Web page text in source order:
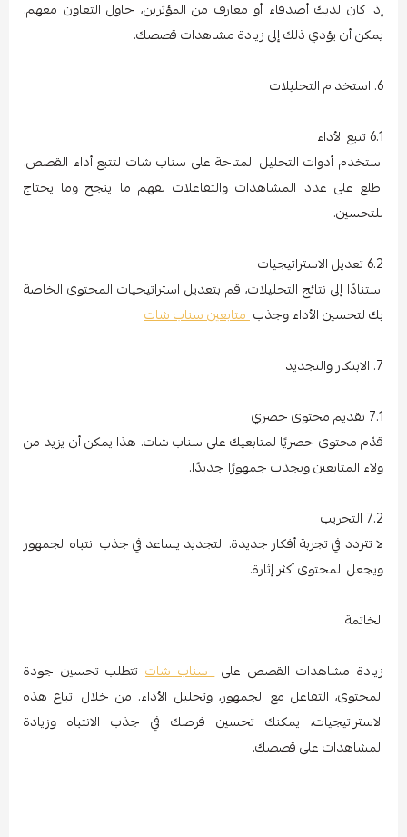
إذا كان لديك أصدقاء أو معارف من المؤثرين، حاول التعاون معهم.
يمكن أن يؤدي ذلك إلى زيادة مشاهدات قصصك.
6. استخدام التحليلات
6.1 تتبع الأداء
استخدم أدوات التحليل المتاحة على سناب شات لتتبع أداء القصص.
اطلع على عدد المشاهدات والتفاعلات لفهم ما ينجح وما يحتاج
للتحسين.
6.2 تعديل الاستراتيجيات
استنادًا إلى نتائج التحليلات، قم بتعديل استراتيجيات المحتوى الخاصة
بك لتحسين الأداء وجذبمتابعين سناب شات
7. الابتكار والتجديد
7.1 تقديم محتوى حصري
قدّم محتوى حصريًا لمتابعيك على سناب شات. هذا يمكن أن يزيد من
ولاء المتابعين ويجذب جمهورًا جديدًا.
7.2 التجريب
لا تتردد في تجربة أفكار جديدة. التجديد يساعد في جذب انتباه الجمهور
ويجعل المحتوى أكثر إثارة.
الخاتمة
زيادة مشاهدات القصص علىسناب شات تتطلب تحسين جودة
المحتوى، التفاعل مع الجمهور، وتحليل الأداء. من خلال اتباع هذه
الاستراتيجيات، يمكنك تحسين فرصك في جذب الانتباه وزيادة
المشاهدات على قصصك.